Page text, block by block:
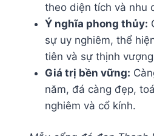
theo diện tích và nhu
Ý nghĩa phong thủy:
sự uy nghiêm, thể
tiên và sự thịnh
Giá trị bền vững:
năm, đá càng đẹp,
nghiêm và cổ kính.